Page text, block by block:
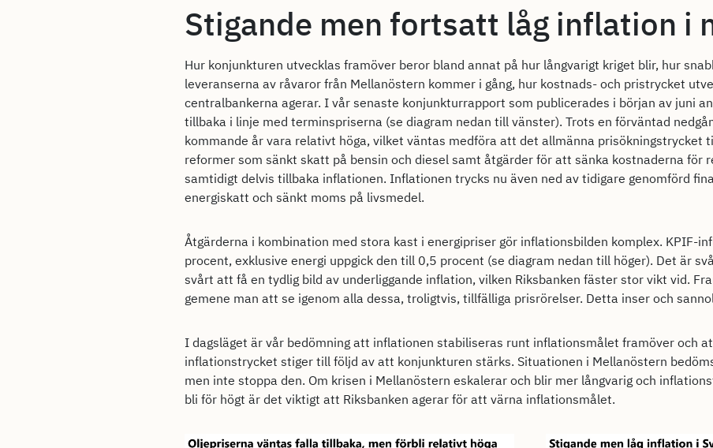
Stigande men fortsatt låg inflation i
Hur konjunkturen utvecklas framöver beror bland annat på hur långvarigt kriget blir, hur
leveranserna av råvaror från Mellanöstern kommer i gång, hur kostnads- och pristrycket
centralbankerna agerar. I vår senaste konjunkturrapport som publicerades i början av juni
tillbaka i linje med terminspriserna (se diagram nedan till vänster). Trots en förväntad
kommande år vara relativt höga, vilket väntas medföra att det allmänna prisökningstrycket
reformer som sänkt skatt på bensin och diesel samt åtgärder för att sänka kostnaderna för
samtidigt delvis tillbaka inflationen. Inflationen trycks nu även ned av tidigare genomförd
energiskatt och sänkt moms på livsmedel.
Åtgärderna i kombination med stora kast i energipriser gör inflationsbilden komplex. KPIF-
procent, exklusive energi uppgick den till 0,5 procent (se diagram nedan till höger). Det är
svårt att få en tydlig bild av underliggande inflation, vilken Riksbanken fäster stor vikt vid.
gemene man att se igenom alla dessa, troligtvis, tillfälliga prisrörelser. Detta inser och
I dagsläget är vår bedömning att inflationen stabiliseras runt inflationsmålet framöver och
inflationstrycket stiger till följd av att konjunkturen stärks. Situationen i Mellanöstern
men inte stoppa den. Om krisen i Mellanöstern eskalerar och blir mer långvarig och
bli för högt är det viktigt att Riksbanken agerar för att värna inflationsmålet.